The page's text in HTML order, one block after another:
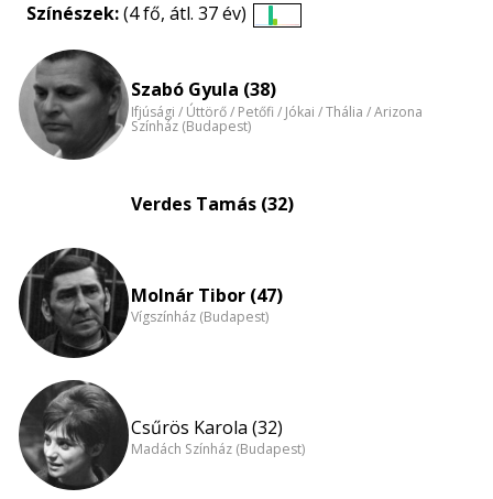
Színészek:(4 fő, átl. 37 év)
nagyítása
Szabó Gyula (38)
Ifjúsági / Úttörő / Petőfi / Jókai / Thália / Arizona
Színház (Budapest)
Verdes Tamás (32)
Molnár Tibor (47)
Vígszínház (Budapest)
Csűrös Karola (32)
Madách Színház (Budapest)